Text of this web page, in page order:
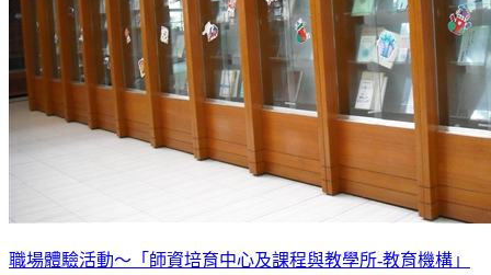
職場體驗活動～「師資培育中心及課程與教學所-教育機構」